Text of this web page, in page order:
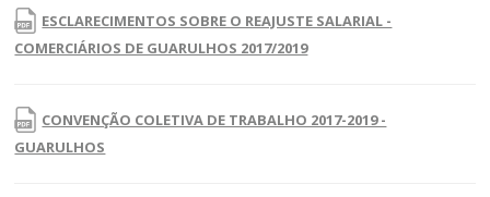
ESCLARECIMENTOS SOBRE O REAJUSTE SALARIAL -
COMERCIÁRIOS DE GUARULHOS 2017/2019
CONVENÇÃO COLETIVA DE TRABALHO 2017-2019 -
GUARULHOS